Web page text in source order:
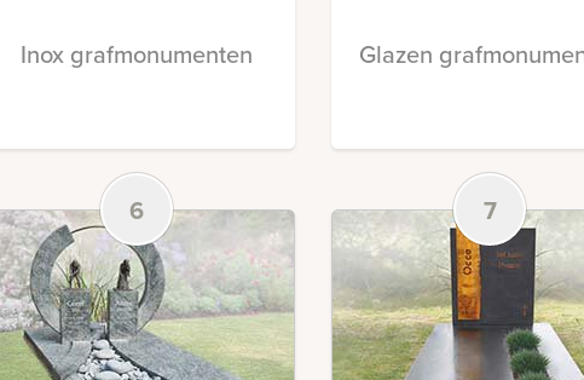
Inox grafmonumenten Glazen
6 7